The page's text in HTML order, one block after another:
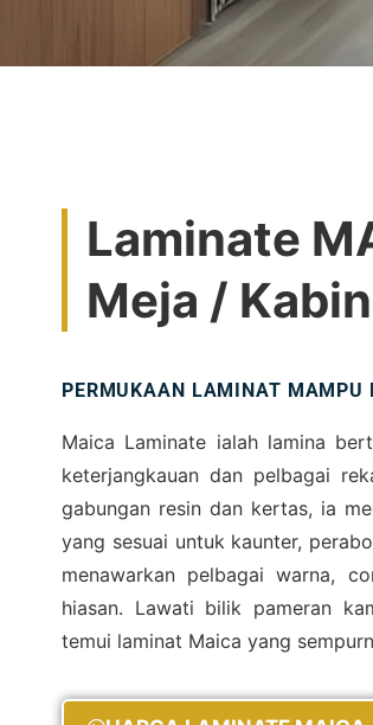
Laminate
Meja /
PERMUKAAN LAMINAT MAMPU
Maica Laminate ialah lamina
keterjangkauan dan pelbagai
gabungan resin dan kertas, ia
yang sesuai untuk kaunter,
menawarkan pelbagai warna,
hiasan. Lawati bilik pameran
temui laminat Maica yang